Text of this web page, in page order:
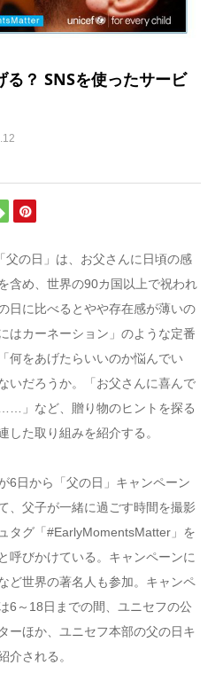
？ SNSを使ったサービ
の日」は、お父さんに日頃の感
含め、世界の90カ国以上で祝われ
日に比べるとやや存在感が薄いの
はカーネーション」のような定番
何をあげたらいいのか悩んでい
いだろうか。「お父さんに喜んで
」など、贈り物のヒントを探る
した取り組みを紹介する。
6日から「父の日」キャンペーン
、父子が一緒に過ごす時間を撮影
タグ「#EarlyMomentsMatter」を
呼びかけている。キャンペーンに
ど世界の著名人も参加。キャンペ
6～18日までの間、ユニセフの公
ーほか、ユニセフ本部の父の日キ
介される。